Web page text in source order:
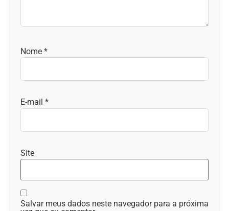
Nome *
E-mail *
Site
Salvar meus dados neste navegador para a próxima